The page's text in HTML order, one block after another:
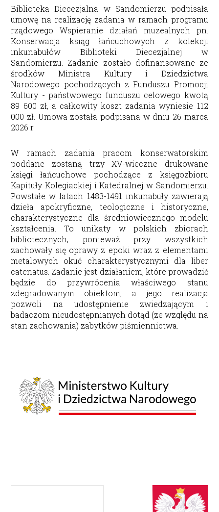
Biblioteka Diecezjalna w Sandomierzu podpisała
umowę na realizację zadania w ramach programu
rządowego Wspieranie działań muzealnych pn.
Konserwacja ksiąg łańcuchowych z kolekcji
inkunabułów Biblioteki Diecezjalnej w
Sandomierzu. Zadanie zostało dofinansowane ze
środków Ministra Kultury i Dziedzictwa
Narodowego pochodzących z Funduszu Promocji
Kultury - państwowego funduszu celowego kwotą
89 600 zł, a całkowity koszt zadania wyniesie 112
000 zł. Umowa została podpisana w dniu 26 marca
2026 r.
W ramach zadania pracom konserwatorskim
poddane zostaną trzy XV-wieczne drukowane
księgi łańcuchowe pochodzące z księgozbioru
Kapituły Kolegiackiej i Katedralnej w Sandomierzu.
Powstałe w latach 1483-1491 inkunabuły zawierają
dzieła apokryficzne, teologiczne i historyczne,
charakterystyczne dla średniowiecznego modelu
kształcenia. To unikaty w polskich zbiorach
bibliotecznych, ponieważ przy wszystkich
zachowały się oprawy z epoki wraz z elementami
metalowych okuć charakterystycznymi dla liber
catenatus. Zadanie jest działaniem, które prowadzić
będzie do przywrócenia właściwego stanu
zdegradowanym obiektom, a jego realizacja
pozwoli na udostępnienie zwiedzającym i
badaczom nieudostępnianych dotąd (ze względu na
stan zachowania) zabytków piśmiennictwa.